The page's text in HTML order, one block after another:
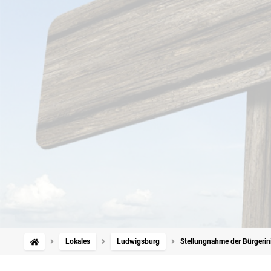
Lokales Ludwigsburg Stellungnahme der